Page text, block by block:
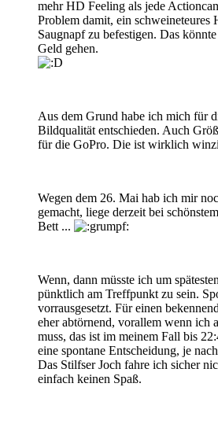
mehr HD Feeling als jede
Problem damit, ein schweineteures
Saugnapf zu befestigen. Das
Geld gehen.
Aus dem Grund habe ich mich für
Bildqualität entschieden. Auch
für die GoPro. Die ist wirklich
Wegen dem 26. Mai hab ich mir
gemacht, liege derzeit bei
Bett ...
Wenn, dann müsste ich um
pünktlich am Treffpunkt zu sein.
vorrausgesetzt. Für einen
eher abtörnend, vorallem wenn ich
muss, das ist im meinem Fall bis
eine spontane Entscheidung, je
Das Stilfser Joch fahre ich sicher
einfach keinen Spaß.